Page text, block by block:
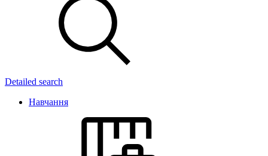
Detailed search
Навчання